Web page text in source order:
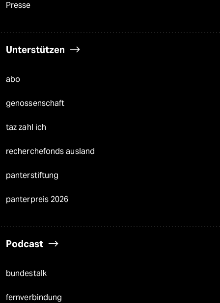
Presse
Unterstützen
abo
genossenschaft
taz zahl ich
recherchefonds ausland
panterstiftung
panterpreis 2026
Podcast
bundestalk
fernverbindung